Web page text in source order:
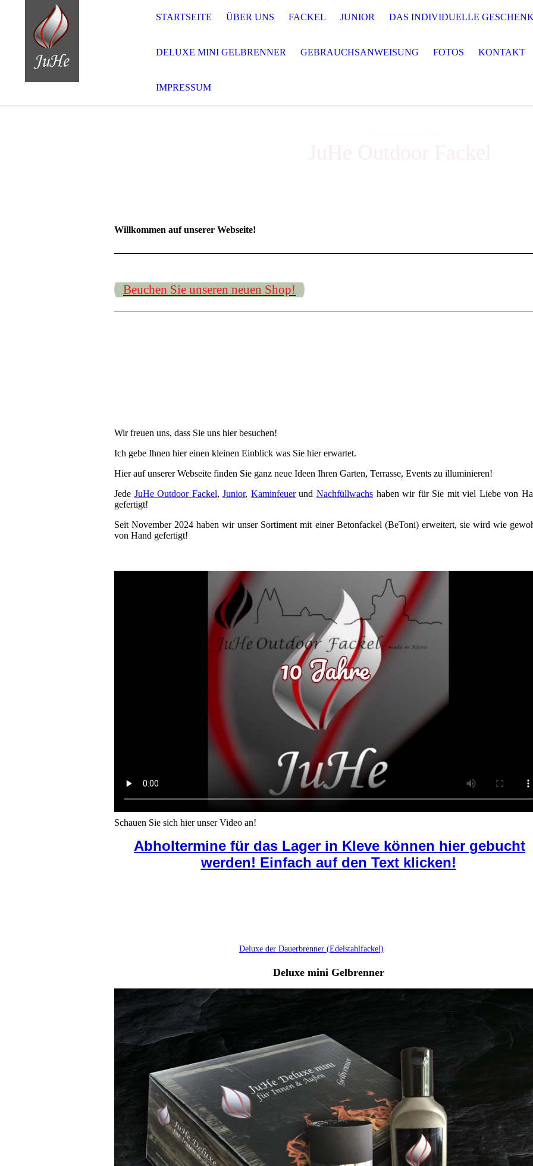
STARTSEITE ÜBER UNS FACKEL JUNIOR DAS INDIVIDUELLE
DELUXE MINI GELBRENNER GEBRAUCHSANWEISUNG FOTOS KONTAKT
IMPRESSUM
Willkommen auf unserer Webseite!
Beuchen Sie unseren neuen Shop!
Wir freuen uns, dass Sie uns hier besuchen!
Ich gebe Ihnen hier einen kleinen Einblick was Sie hier erwartet.
Hier auf unserer Webseite finden Sie ganz neue Ideen Ihren Garten, Terrasse, Events zu illuminieren!
Jede JuHe Outdoor Fackel,Junior, Kaminfeuerund Nachfüllwachshaben wir für Sie mit viel Liebe von
gefertigt!
Seit November 2024 haben wir unser Sortiment mit einer Betonfackel (BeToni) erweitert, sie wird wie
von Hand gefertigt!
Schauen Sie sich hier unser Video an!
Abholtermine für das Lager in Kleve können hier gebucht
werden! Einfach auf den Text klicken!
Deluxe der Dauerbrenner (Edelstahlfackel)
Deluxe mini Gelbrenner